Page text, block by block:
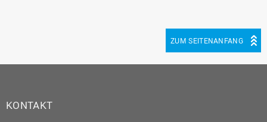
ZUM SEITENANFANG
KONTAKT